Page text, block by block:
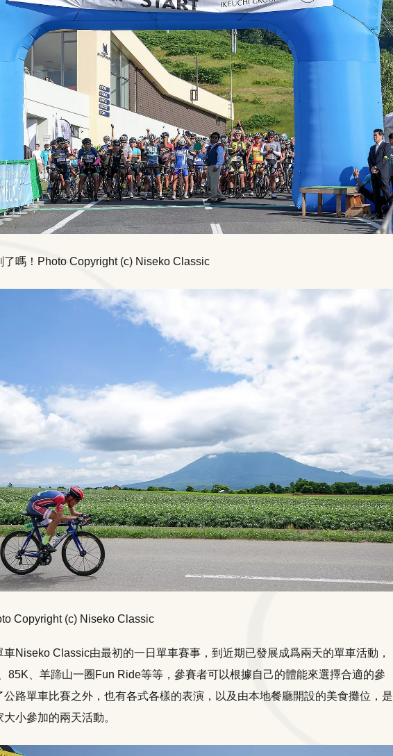
了嗎！Photo Copyright (c) Niseko Classic
Copyright (c) Niseko Classic
車Niseko Classic由最初的一日單車賽事，到近期已發展成爲兩天的單車活動，
85K、羊蹄山一圈Fun Ride等等，參賽者可以根據自己的體能來選擇合適的參
公路單車比賽之外，也有各式各樣的表演，以及由本地餐廳開設的美食攤位，是
小參加的兩天活動。